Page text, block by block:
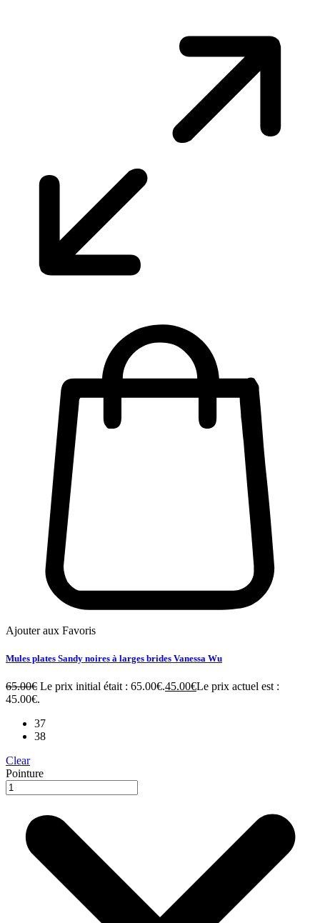
Ajouter aux Favoris
Mules plates Sandy noires à larges brides Vanessa Wu
65.00€ Le prix initial était : 65.00€.45.00€Le prix actuel est :
45.00€.
37
38
Clear
Pointure